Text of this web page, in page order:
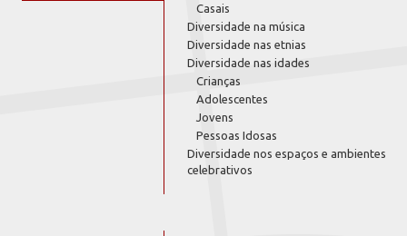
Casais
Diversidade na música
Diversidade nas etnias
Diversidade nas idades
Crianças
Adolescentes
Jovens
Pessoas Idosas
Diversidade nos espaços e ambientes
celebrativos